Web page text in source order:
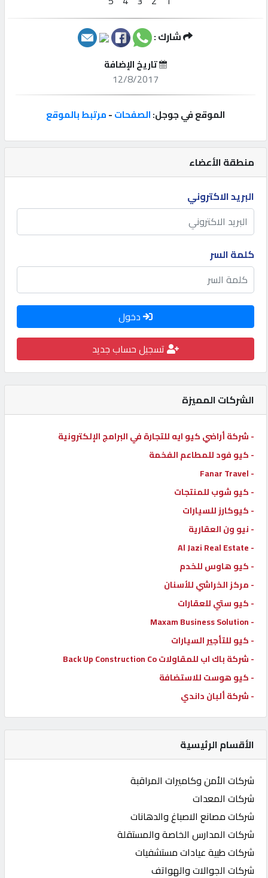
مميزة
إتصل
إعلانات
المنتدى
كيو
مزاد
كيو
كيو
كارز
كيو
ماركت
الدليل
القطري
POWERED
QHOST
منطقة الأعضاء
البريد الاكتروني
كلمة السر
دخول
تسجيل حساب جديد
الشركات المميزة
- شركة أراضي كيو ايه للتجارة في البرامج الإلكترونية
- كيو فود للمطاعم الفخمة
- Fanar Travel
- كيو شوب للمنتجات
- كيوكارز للسيارات
- نيو ون العقارية
- Al Jazi Real Estate
- كيو هاوس للخدم
- مركز الخراشي للأسنان
- كيو ستي للعقارات
- Maxam Business Solution
- كيو للتأجير السيارات
- شركة باك اب للمقاولات Back Up Construction Co
- كيو هوست للاستضافة
- شركة ألبان داندي
الأقسام الرئيسية
شركات الأمن وكاميرات المراقبة
شركات المعدات
شركات مصانع الاصباغ والدهانات
شركات المدارس الخاصة والمستقلة
شركات طبية عيادات مستشفيات
شركات الجوالات والهواتف
شارك :
تاريخ الإضافة
12/8/2017
الموقع في جوجل:الصفحات-مرتبط بالموقع